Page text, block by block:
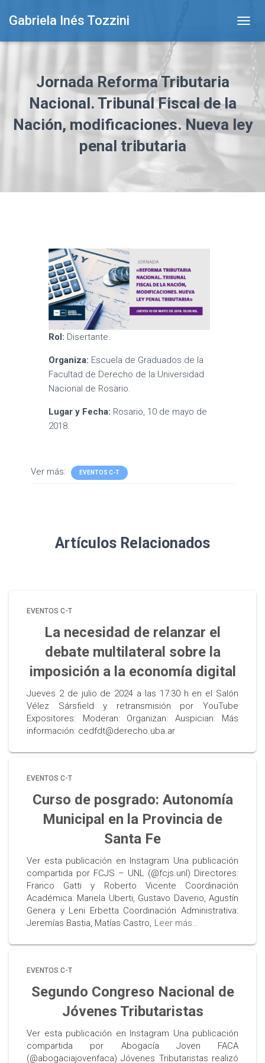
Gabriela Inés Tozzini
O
V
I
Jornada Reforma Tributaria
Nacional. Tribunal Fiscal de la
Nación, modificaciones. Nueva ley
penal tributaria
Rol: Disertante.
Organiza: Escuela de Graduados de la
Facultad de Derecho de la Universidad
Nacional de Rosario.
Lugar y Fecha: Rosario, 10 de mayo de
2018.
Ver más: EVENTOS C-T
Artículos Relacionados
EVENTOS C-T
La necesidad de relanzar el
debate multilateral sobre la
imposición a la economía digital
Jueves 2 de julio de 2024 a las 17:30 h en el Salón
Vélez Sársfield y retransmisión por YouTube
Expositores: Moderan: Organizan: Auspician: Más
información: cedfdt@derecho.uba.ar
EVENTOS C-T
Curso de posgrado: Autonomía
Municipal en la Provincia de
Santa Fe
Ver esta publicación en Instagram Una publicación
compartida por FCJS – UNL (@fcjs.unl) Directores:
Franco Gatti y Roberto Vicente Coordinación
Académica: Mariela Uberti, Gustavo Daverio, Agustín
Genera y Leni Erbetta Coordinación Administrativa:
Jeremías Bastia, Matías Castro, Leer más…
EVENTOS C-T
Segundo Congreso Nacional de
Jóvenes Tributaristas
Ver esta publicación en Instagram Una publicación
compartida por Abogacía Joven FACA
(@abogaciajovenfaca) Jóvenes Tributaristas realizó